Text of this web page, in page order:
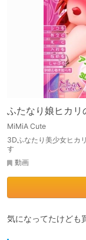
ふたなり娘ヒカリ
MiMiA Cute
3Dふなたり美少女ヒカ
す
動画
気になってたけども